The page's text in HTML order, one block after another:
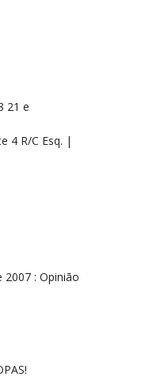
21 e
4 R/C Esq. |
: Opinião